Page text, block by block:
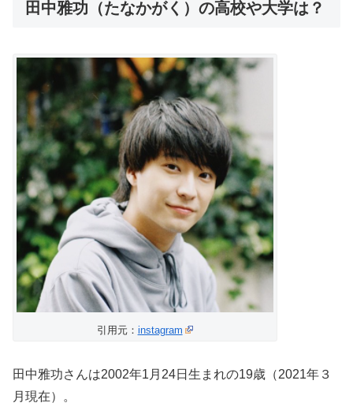
田中雅功（たなかがく）の高校や大学は？
引用元： instagram
田中雅功さんは2002年1月24日生まれの19歳（2021年３
月現在）。